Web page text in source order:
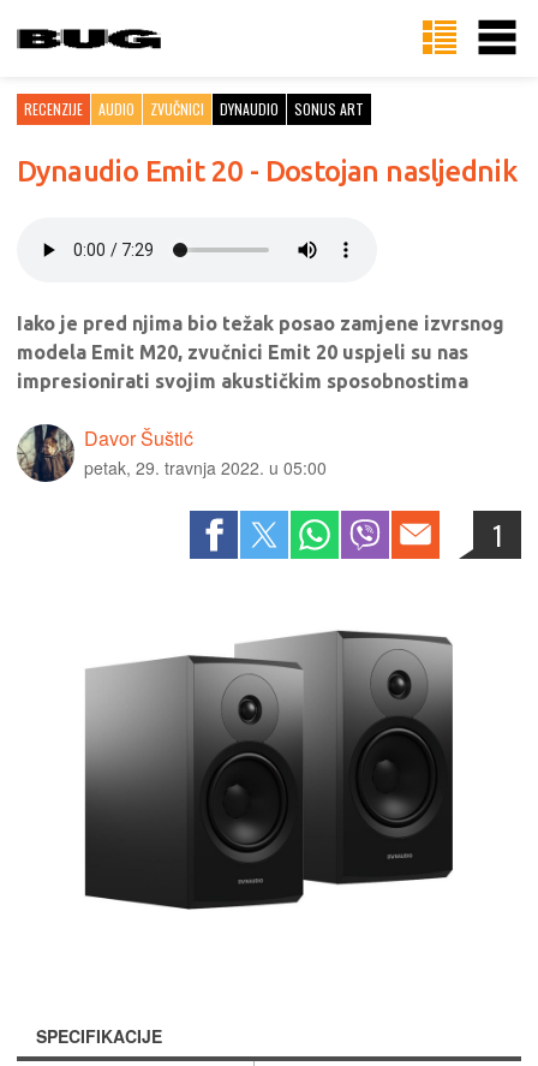
RECENZIJE AUDIO ZVUČNICI DYNAUDIO SONUS ART
Dynaudio Emit 20 - Dostojan nasljednik
Iako je pred njima bio težak posao zamjene izvrsnog
modela Emit M20, zvučnici Emit 20 uspjeli su nas
impresionirati svojim akustičkim sposobnostima
Davor Šuštić
petak, 29. travnja 2022. u 05:00
1
SPECIFIKACIJE